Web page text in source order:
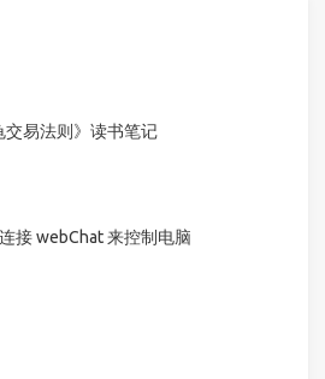
交易法则》读书笔记
接 webChat 来控制电脑